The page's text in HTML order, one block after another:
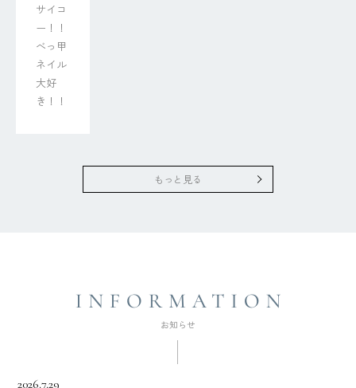
サイコ
ー！！
べっ甲
ネイル
大好
き！！
もっと見る
2026.7.29